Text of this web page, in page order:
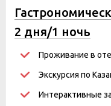
2 дня/1 ночь
Проживание в
Экскурсия по
Интерактивные